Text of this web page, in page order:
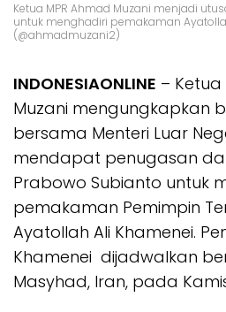
Ketua MPR Ahmad Muzani menjadi
untuk menghadiri pemakaman
(@ahmadmuzani2)
INDONESIAONLINE – Ketua
Muzani mengungkapkan
bersama Menteri Luar
mendapat penugasan
Prabowo Subianto untuk
pemakaman Pemimpin
Ayatollah Ali Khamenei.
Khamenei dijadwalkan
Masyhad, Iran, pada